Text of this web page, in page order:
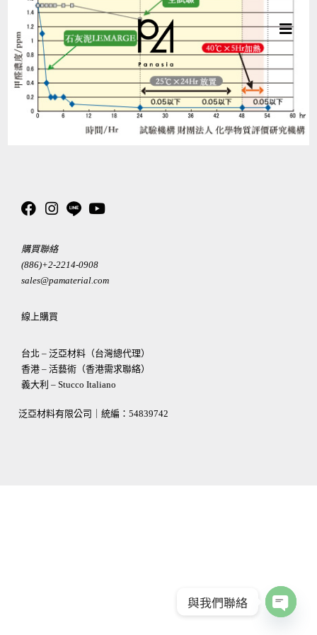
購買聯絡
(886)+2-2214-0908
sales@pamaterial.com
線上購買
台北 – 泛亞材料（台灣總代理）
香港 – 活藝術（香港需求聯絡）
義大利 – Stucco Italiano
泛亞材料有限公司｜統編： 54839742
與我們聯絡